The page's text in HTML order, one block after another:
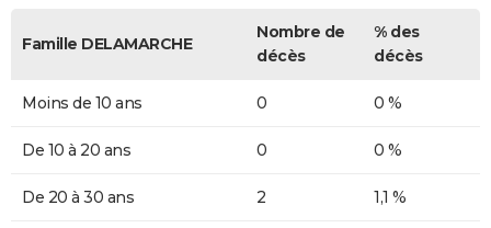
Famille DELAMARCHE
Nombre de
décès
% des
décès
Moins de 10 ans 0 0 %
De 10 à 20 ans 0 0 %
De 20 à 30 ans 2 1,1 %